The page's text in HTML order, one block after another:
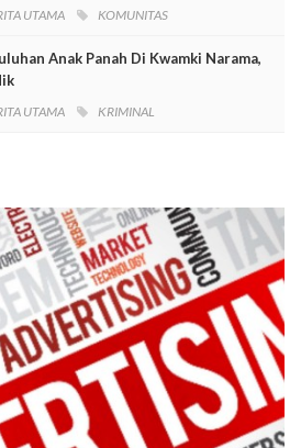
UTAMA KOMUNITAS
Anak Panah Di Kwamki Narama,
UTAMA KRIMINAL